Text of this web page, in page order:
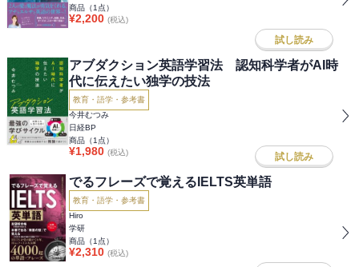
商品（1 点）
¥2,200 (税込)
試し読み
アブダクション英語学習法 認知科学者がAI時
代に伝えたい独学の技法
教育・語学・参考書
今井むつみ
日経BP
商品（1 点）
¥1,980 (税込) 試し読み
でるフレーズで覚えるIELTS英単語
教育・語学・参考書
Hiro
学研
商品（1 点）
¥2,310 (税込)